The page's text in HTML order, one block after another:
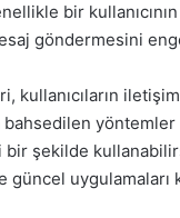
bir
göndermesini
kullanıcıların
bahsedilen
şekilde
güncel